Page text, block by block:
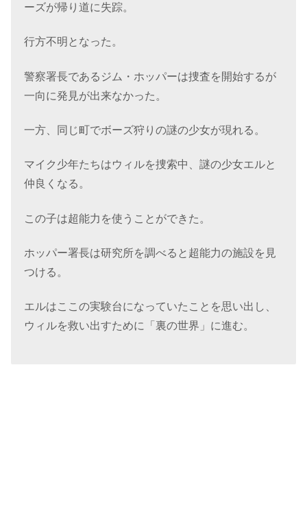
ーズが帰り道に失踪。
行方不明となった。
警察署長であるジム・ホッパーは捜査を開始するが
一向に発見が出来なかった。
一方、同じ町でボーズ狩りの謎の少女が現れる。
マイク少年たちはウィルを捜索中、謎の少女エルと
仲良くなる。
この子は超能力を使うことができた。
ホッパー署長は研究所を調べると超能力の施設を見
つける。
エルはここの実験台になっていたことを思い出し、
ウィルを救い出すために「裏の世界」に進む。